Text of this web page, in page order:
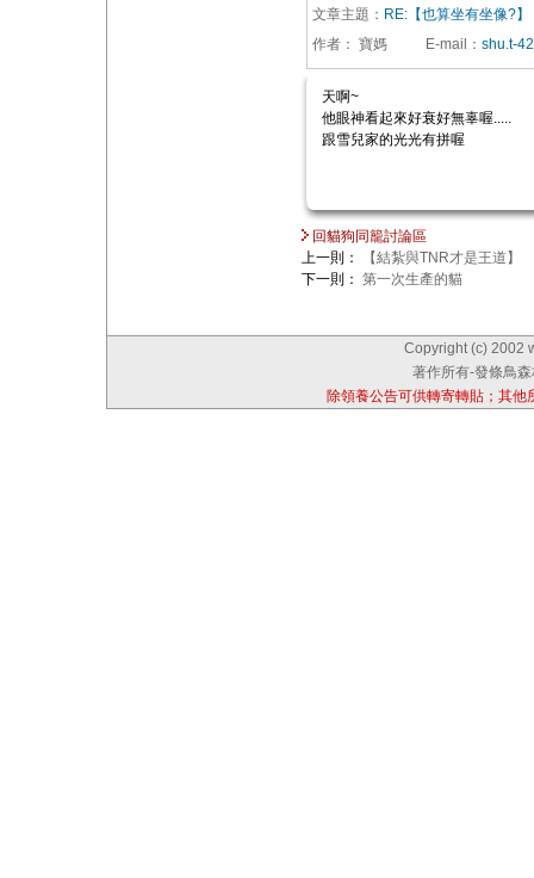
文章主題： RE:【也算坐有坐像?】
作者： 寶媽 E-mail ： shu.t-
天啊~
他眼神看起來好衰好無辜喔.....
跟雪兒家的光光有拼喔
回貓狗同籠討論區
上一則：
【結紮與TNR才是王道】
下一則： 第一次生產的貓
Copyright (c) 2002
著作所有-發條鳥
除領養公告可供轉寄轉貼；其